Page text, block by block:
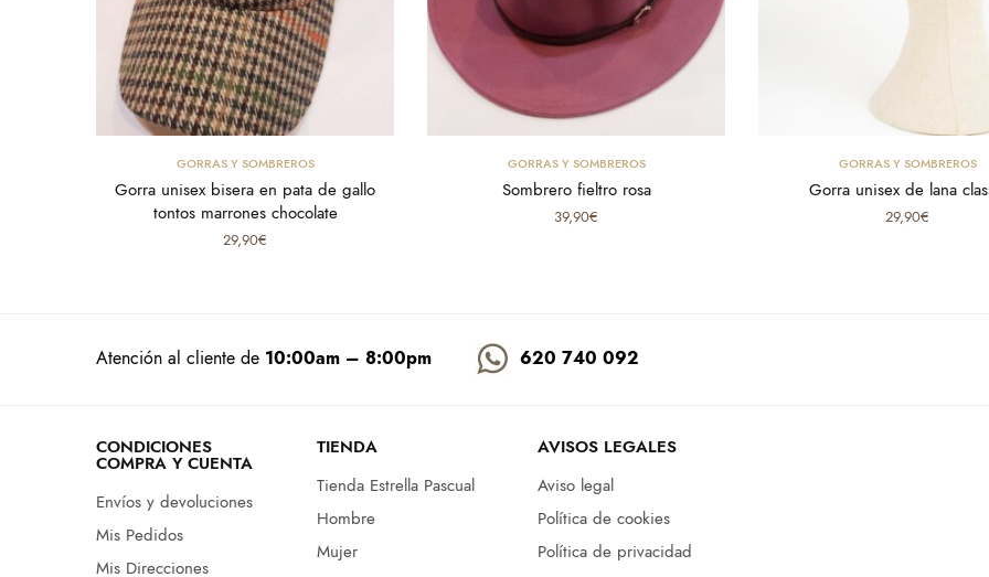
Select options
GORRAS Y SOMBREROS
Gorra unisex bisera en pata de gallo
tontos marrones chocolate
29,90€
Seleccionar opciones
GORRAS Y SOMBREROS
Sombrero fieltro rosa
39,90€
Select options
GORRAS Y SOMBREROS
Gorra unisex de lana
29,90€
Atención al cliente de 10:00am – 8:00pm 620 740 092
CONDICIONES
COMPRA Y CUENTA
Envíos y devoluciones
Mis Pedidos
Mis Direcciones
TIENDA
Tienda Estrella Pascual
Hombre
Mujer
AVISOS LEGALES
Aviso legal
Política de cookies
Política de privacidad